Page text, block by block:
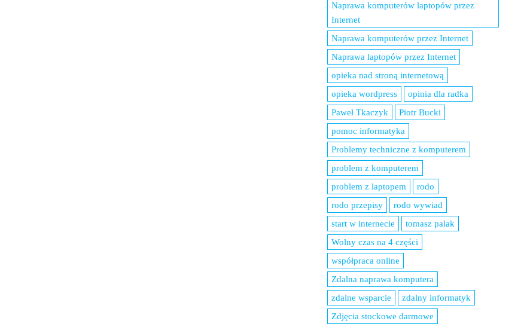
Naprawa komputerów laptopów przez
Internet
Naprawa komputerów przez Internet
Naprawa laptopów przez Internet
opieka nad stroną internetową
opieka wordpress
opinia dla radka
Paweł Tkaczyk
Piotr Bucki
pomoc informatyka
Problemy techniczne z komputerem
problem z komputerem
problem z laptopem
rodo
rodo przepisy
rodo wywiad
start w internecie
tomasz palak
Wolny czas na 4 części
współpraca online
Zdalna naprawa komputera
zdalne wsparcie
zdalny informatyk
Zdjęcia stockowe darmowe